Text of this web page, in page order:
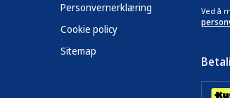
Personvernerklæring
Cookie policy
Sitemap
Ved å